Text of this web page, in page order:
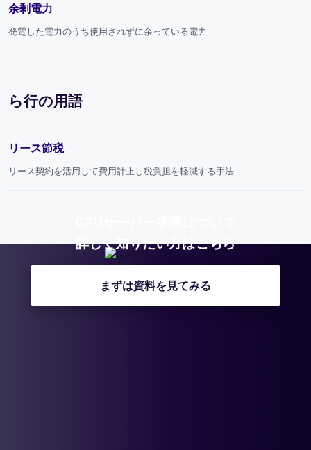
余剰電力
発電した電力のうち使用されずに余っている電力
ら行の用語
リース節税
リース契約を活用して費用計上し税負担を軽減する手法
詳しく知りたい方はこちら
まずは資料を見てみる